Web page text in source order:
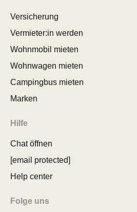
Versicherung
Vermieter:in werden
Wohnmobil mieten
Wohnwagen mieten
Campingbus mieten
Marken
Hilfe
Chat öffnen
[email protected]
Help center
Folge uns